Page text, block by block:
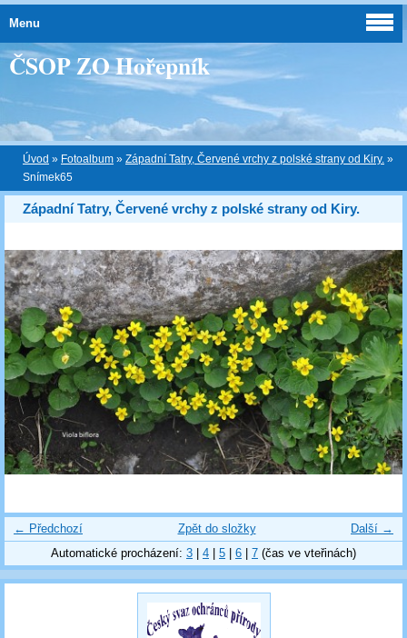
ČSOP ZO Hořepník
Úvod » Fotoalbum » Západní Tatry, Červené vrchy z polské strany od Kiry. »
Snímek65
Západní Tatry, Červené vrchy z polské strany od Kiry.
← Předchozí Další →
Zpět do složky
Automatické procházení: 3 | 4 | 5 | 6 | 7 (čas ve vteřinách)
Menu